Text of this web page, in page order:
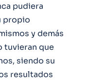
pudiera
propio
y demás
tuvieran que
siendo su
resultados